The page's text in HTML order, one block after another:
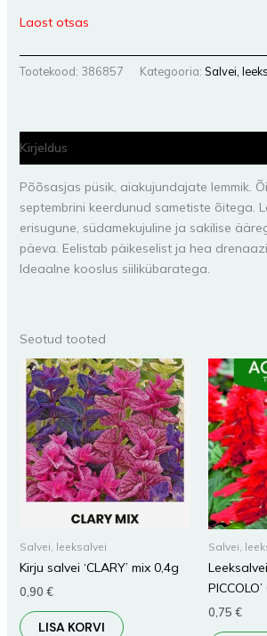
Laost otsas
Tootekood: 386857 Kategooria: Salvei,
Kirjeldus
Põõsasjas püsik, aiakujundajate lemmik.
septembrini keerdunud sametiste õitega.
erisugune, südamekujuline ja sakilise
päeva. Eelistab päikeselist ja hea
Ideaalne kooslus siilikübaratega.
Seotud tooted
Salvei, leeksalvei
Kirju salvei ‘CLARY’ mix 0,4g
0,90 €
LISA KORVI
Salvei,
0,75 €